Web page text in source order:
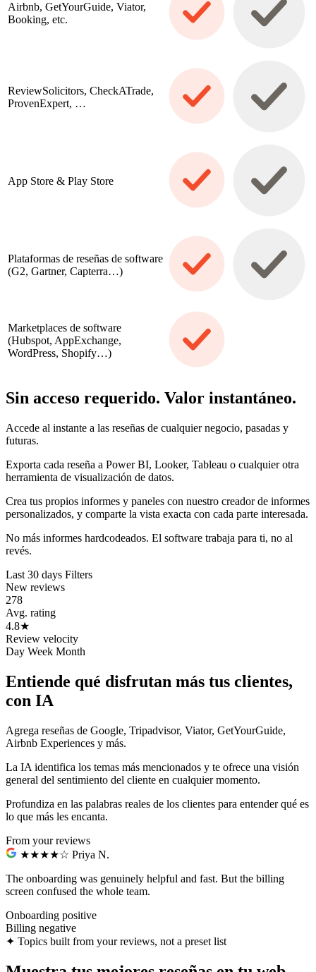
Airbnb, GetYourGuide, Viator,
Booking, etc.
ReviewSolicitors, CheckATrade,
ProvenExpert, …
App Store & Play Store
Plataformas de reseñas de software
(G2, Gartner, Capterra…)
Marketplaces de software
(Hubspot, AppExchange,
WordPress, Shopify…)
Sin acceso requerido. Valor instantáneo.
Accede al instante a las reseñas de cualquier negocio, pasadas y
futuras.
Exporta cada reseña a Power BI, Looker, Tableau o cualquier otra
herramienta de visualización de datos.
Crea tus propios informes y paneles con nuestro creador de informes
personalizados, y comparte la vista exacta con cada parte interesada.
No más informes hardcodeados. El software trabaja para ti, no al
revés.
Last 30 days Filters
New reviews
278
Avg. rating
4.8★
Review velocity
Day Week Month
Entiende qué disfrutan más tus clientes,
con IA
Agrega reseñas de Google, Tripadvisor, Viator, GetYourGuide,
Airbnb Experiences y más.
La IA identifica los temas más mencionados y te ofrece una visión
general del sentimiento del cliente en cualquier momento.
Profundiza en las palabras reales de los clientes para entender qué es
lo que más les encanta.
From your reviews
★★★★☆ Priya N.
The onboarding was genuinely helpful and fast. But the billing
screen confused the whole team.
Onboarding positive
Billing negative
✦ Topics built from your reviews, not a preset list